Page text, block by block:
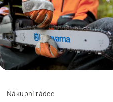
jak zkontrolovat, zda
systém mazání řetězu vaší
pily funguje správně.
Nejprve zkontrolujte hladinu
oleje. Spusťte řetězovou pilu
a zkontrolujte, zda je brzda
otáčky motoru řetězové pily
Nákupní rádce